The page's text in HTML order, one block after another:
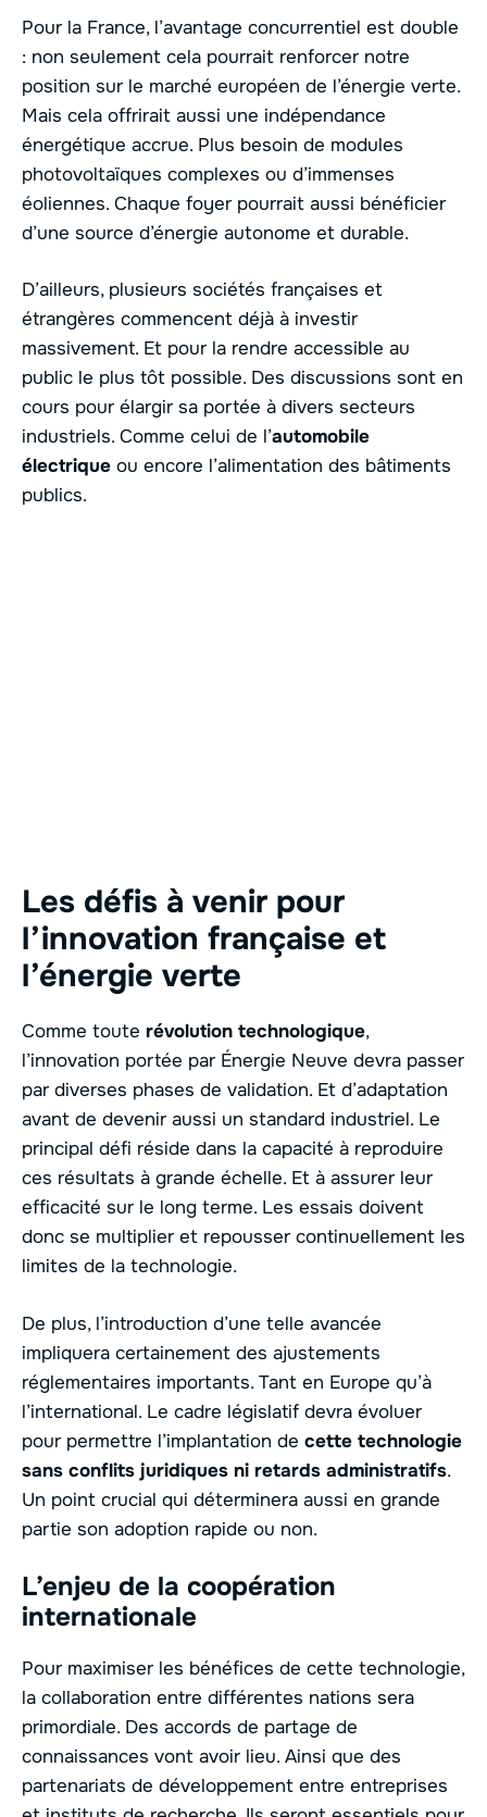
Pour la France, l’avantage concurrentiel est double
: non seulement cela pourrait renforcer notre
position sur le marché européen de l’énergie verte.
Mais cela offrirait aussi une indépendance
énergétique accrue. Plus besoin de modules
photovoltaïques complexes ou d’immenses
éoliennes. Chaque foyer pourrait aussi bénéficier
d’une source d’énergie autonome et durable.
D’ailleurs, plusieurs sociétés françaises et
étrangères commencent déjà à investir
massivement. Et pour la rendre accessible au
public le plus tôt possible. Des discussions sont en
cours pour élargir sa portée à divers secteurs
industriels. Comme celui de l’automobile
électrique ou encore l’alimentation des bâtiments
publics.
Les défis à venir pour
l’innovation française et
l’énergie verte
Comme toute révolution technologique,
l’innovation portée par Énergie Neuve devra passer
par diverses phases de validation. Et d’adaptation
avant de devenir aussi un standard industriel. Le
principal défi réside dans la capacité à reproduire
ces résultats à grande échelle. Et à assurer leur
efficacité sur le long terme. Les essais doivent
donc se multiplier et repousser continuellement les
limites de la technologie.
De plus, l’introduction d’une telle avancée
impliquera certainement des ajustements
réglementaires importants. Tant en Europe qu’à
l’international. Le cadre législatif devra évoluer
pour permettre l’implantation de cette technologie
sans conflits juridiques ni retards administratifs.
Un point crucial qui déterminera aussi en grande
partie son adoption rapide ou non.
L’enjeu de la coopération
internationale
Pour maximiser les bénéfices de cette technologie,
la collaboration entre différentes nations sera
primordiale. Des accords de partage de
connaissances vont avoir lieu. Ainsi que des
partenariats de développement entre entreprises